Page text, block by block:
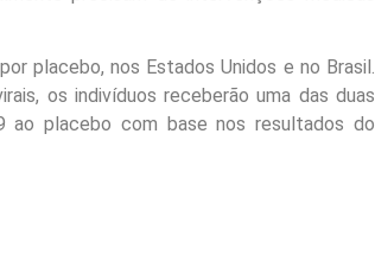
placebo, nos Estados Unidos e no Brasil.
os indivíduos receberão uma das duas
placebo com base nos resultados do